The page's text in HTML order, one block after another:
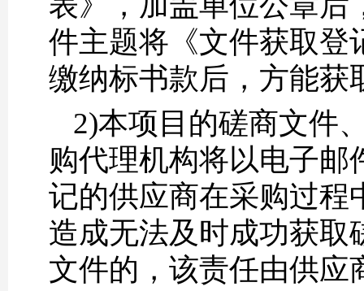
件主题将《文件获取登
缴纳标书款后，方能获
2)本项目的磋商文件
购代理机构将以电子
记的供应商在采购过程
造成无法及时成功获取
文件的，该责任由供应